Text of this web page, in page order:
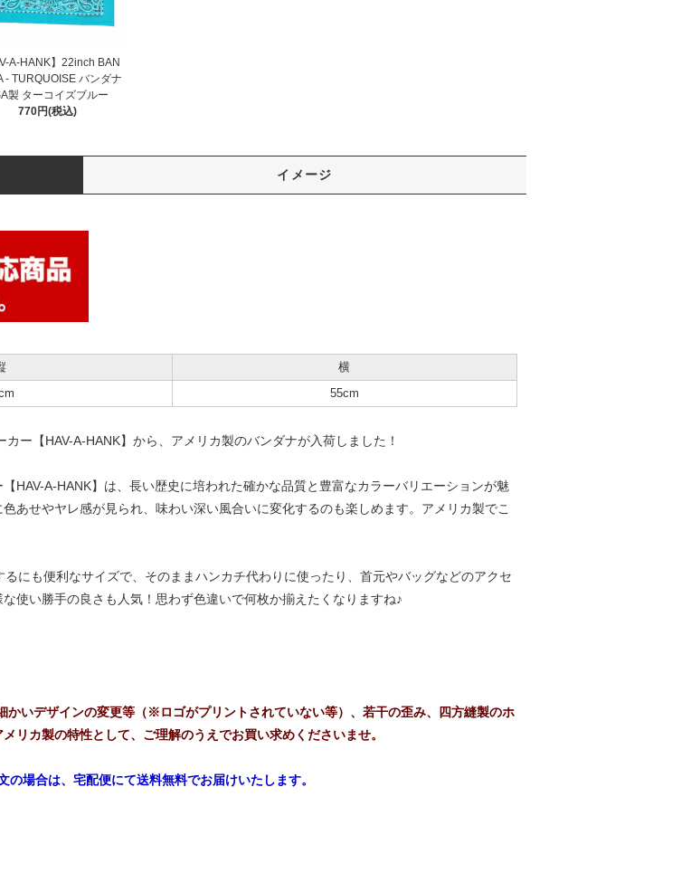
A-HANK】22inch BAN
- TURQUOISE バンダナ
製 ターコイズブルー
770円(税込)
イメージ
横
55cm
ー【HAV-A-HANK】から、アメリカ製のバンダナが入荷しました！
HAV-A-HANK】は、長い歴史に培われた確かな品質と豊富なカラーバリエーションが魅
あせやヤレ感が見られ、味わい深い風合いに変化するのも楽しめます。アメリカ製でこ
にも便利なサイズで、そのままハンカチ代わりに使ったり、首元やバッグなどのアクセ
使い勝手の良さも人気！思わず色違いで何枚か揃えたくなりますね♪
いデザインの変更等（※ロゴがプリントされていない等）、若干の歪み、四方縫製のホ
リカ製の特性として、ご理解のうえでお買い求めくださいませ。
場合は、宅配便にて送料無料でお届けいたします。